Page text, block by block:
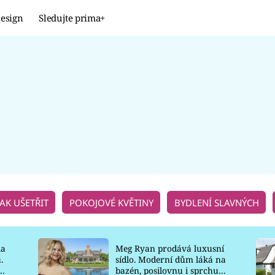
Sledujte prima+
UŠETŘIT POKOJOVÉ KVĚTINY BYDLENÍ SLAVNÝCH
Meg Ryan prodává luxusní
sídlo. Moderní dům láká na
bazén, posilovnu i sprchu